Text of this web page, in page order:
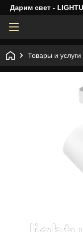
Дарим свет -
Товары и услуги